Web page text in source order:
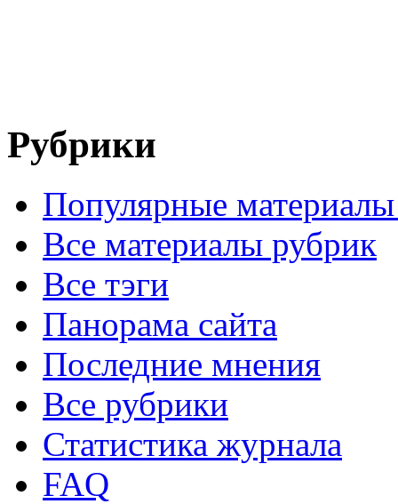
Рубрики
Популярные
Все материалы рубрик
Все тэги
Панорама сайта
Последние мнения
Все рубрики
Статистика журнала
FAQ